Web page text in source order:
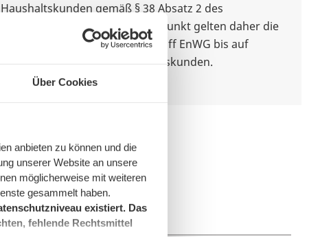
Über Cookies
anbieten zu können und die
unserer Website an unsere
möglicherweise mit weiteren
gesammelt haben.
existiert. Das
fehlende Rechtsmittel
gemäß § 38 Absatz 2 des
(EnWG). Seit diesem Zeitpunkt gelten daher die
nach den §§ 36 ff EnWG bis auf
Ersatzversorgung von Haushaltskunden.